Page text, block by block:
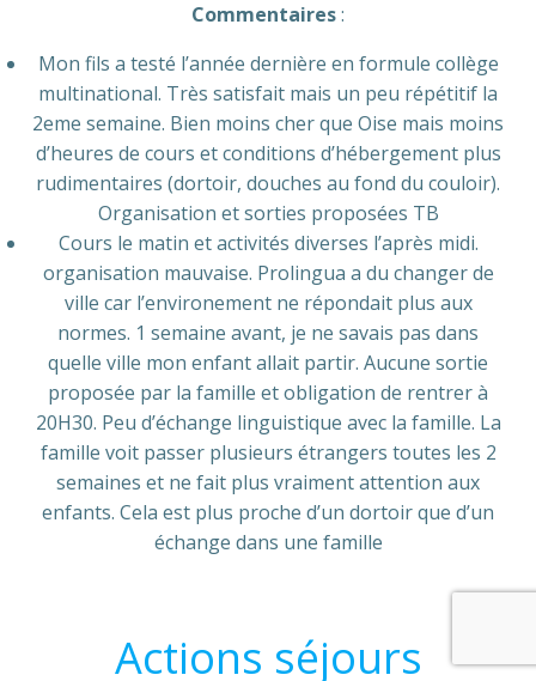
Commentaires:
Mon fils a testé l’année dernière en formule collège
multinational. Très satisfait mais un peu répétitif la
2eme semaine. Bien moins cher que Oise mais moins
d’heures de cours et conditions d’hébergement plus
rudimentaires (dortoir, douches au fond du couloir).
Organisation et sorties proposées TB
Cours le matin et activités diverses l’après midi.
organisation mauvaise. Prolingua a du changer de
ville car l’environement ne répondait plus aux
normes. 1 semaine avant, je ne savais pas dans
quelle ville mon enfant allait partir. Aucune sortie
proposée par la famille et obligation de rentrer à
20H30. Peu d’échange linguistique avec la famille. La
famille voit passer plusieurs étrangers toutes les 2
semaines et ne fait plus vraiment attention aux
enfants. Cela est plus proche d’un dortoir que d’un
échange dans une famille
Actions séjours